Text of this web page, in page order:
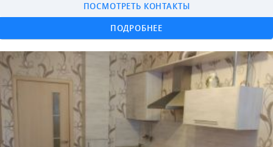
ПОДРОБНЕЕ
ПОСМОТРЕТЬ КОНТАКТЫ